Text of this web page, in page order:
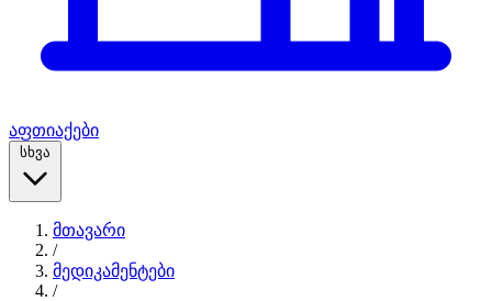
აფთიაქები
სხვა
მთავარი
/
მედიკამენტები
/